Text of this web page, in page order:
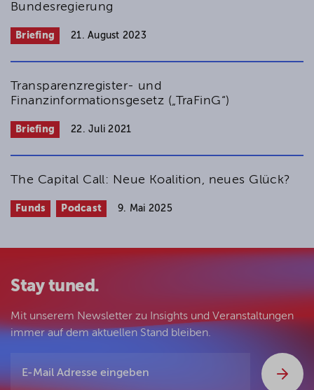
Bundesregierung
Briefing 21. August 2023
Transparenzregister- und
Finanzinformationsgesetz („TraFinG“)
Briefing 22. Juli 2021
The Capital Call: Neue Koalition, neues Glück?
Funds Podcast 9. Mai 2025
Stay tuned.
Mit unserem Newsletter zu Insights und Veranstaltungen
immer auf dem aktuellen Stand bleiben.